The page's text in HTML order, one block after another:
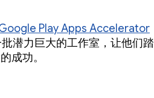
Play Apps Accelerator
潜力巨大的工作室，让他们踏
成功。